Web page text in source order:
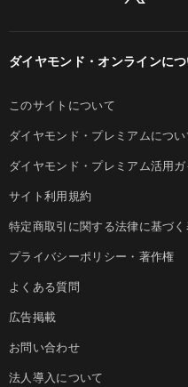
ダイヤモンド・オンラインに
このサイトについて
ダイヤモンド・プレミアムについ
ダイヤモンド・プレミアム活用
サイト利用規約
特定商取引に関する法律に基づ
プライバシーポリシー・著作権
よくある質問
広告掲載
お問い合わせ
法人導入について